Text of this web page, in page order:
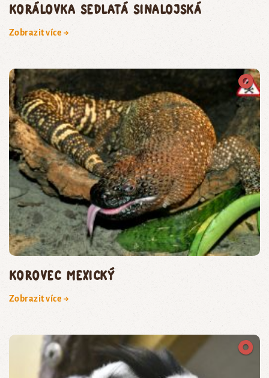
korálovka sedlatá sinalojská
Zobrazit více →
korovec mexický
Zobrazit více →